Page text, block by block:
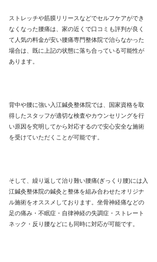
ストレッチや筋膜リリースなどでセルフケアができ
なくなった腰痛は、家の近くで口コミも評判が良く
て人気の料金が安い腰痛専門整体院で治らなかった
場合は、既に上記の状態に落ち合っている可能性が
あります。
背中や腰に強い入江鍼灸整体院では、国家資格を取
得したスタッフが適切な検査やカウンセリングを行
い原因を究明してから対応するので安心安全な施術
を受けていただくことが可能です。
そして、繰り返して治り難い腰痛(ぎっくり腰)には入
江鍼灸整体院の鍼灸と整体を組み合わせたオリジナ
ル施術をオススメしております。坐骨神経痛などの
足の痛み・不眠症・自律神経の失調症・ストレート
ネック・反り腰などにも同時に対応が可能です。